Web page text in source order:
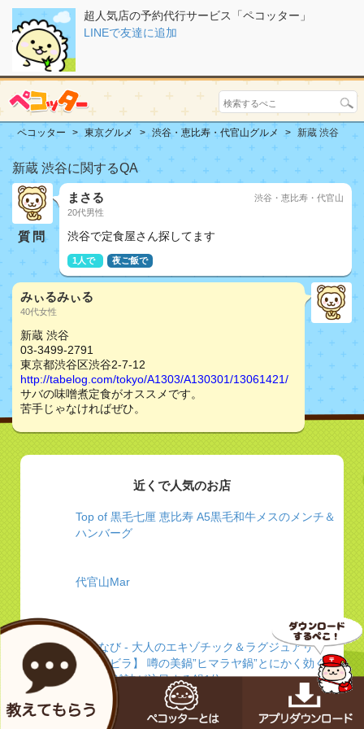
超人気店の予約代行サービス「ペコッター」
LINEで友達に追加
ペコッター 東京グルメ 渋谷・恵比寿・代官山グルメ 新蔵 渋谷
新蔵 渋谷に関するQA
質問
まさる
20代男性
渋谷・恵比寿・代官山
渋谷で定食屋さん探してます
1人で 夜ご飯で
みぃるみぃる
40代女性
新蔵 渋谷
03-3499-2791
東京都渋谷区渋谷2-7-12
http://tabelog.com/tokyo/A1303/A130301/13061421/
サバの味噌煮定食がオススメです。
苦手じゃなければぜひ。
近くで人気のお店
Top of 黒毛七厘 恵比寿 A5黒毛和牛メスのメンチ＆
ハンバーグ
代官山Mar
ぐるなび - 大人のエキゾチック＆ラグジュアリー
【クンビラ】 噂の美鍋”ヒマラヤ鍋”とにかく効く
★TVや雑誌が注目する鍋1位
板蕎麦 香り家